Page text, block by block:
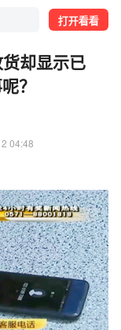
打开看看
却显示已
？
04:48